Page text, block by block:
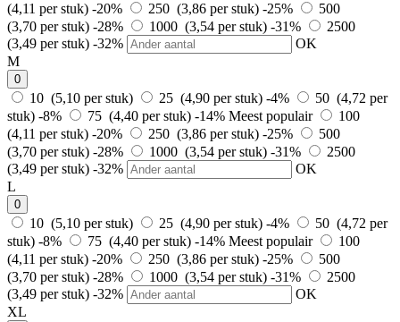
(4,11 per stuk) -20% 250 (3,86 per stuk) -25%
500
(3,70 per stuk) -28% 1000 (3,54 per stuk) -31%
2500
(3,49 per stuk) -32%
OK
M
0
10 (5,10 per stuk) 25 (4,90 per stuk) -4%
50 (4,72 per
stuk) -8% 75 (4,40 per stuk) -14% Meest populair
100
(4,11 per stuk) -20% 250 (3,86 per stuk) -25%
500
(3,70 per stuk) -28% 1000 (3,54 per stuk) -31%
2500
(3,49 per stuk) -32%
OK
L
0
10 (5,10 per stuk) 25 (4,90 per stuk) -4%
50 (4,72 per
stuk) -8% 75 (4,40 per stuk) -14% Meest populair
100
(4,11 per stuk) -20% 250 (3,86 per stuk) -25%
500
(3,70 per stuk) -28% 1000 (3,54 per stuk) -31%
2500
(3,49 per stuk) -32%
OK
XL